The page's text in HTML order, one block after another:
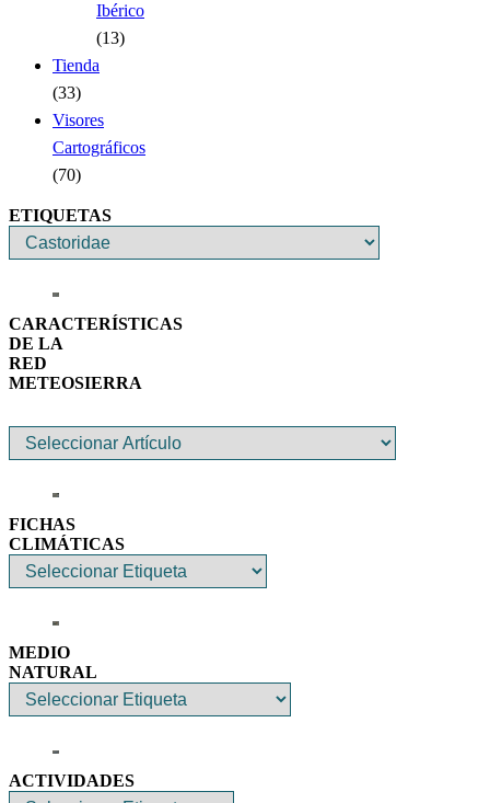
Ibérico
(13)
Tienda
(33)
Visores
Cartográficos
(70)
ETIQUETAS
CARACTERÍSTICAS
DE LA
RED
METEOSIERRA
FICHAS
CLIMÁTICAS
MEDIO
NATURAL
ACTIVIDADES